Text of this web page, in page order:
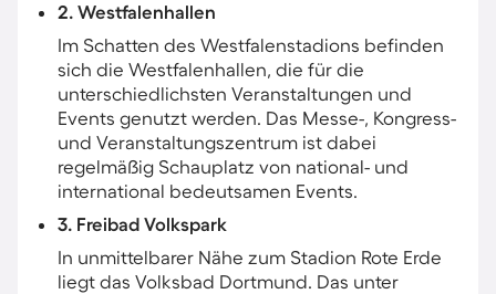
2. Westfalenhallen
Im Schatten des Westfalenstadions befinden
sich die Westfalenhallen, die für die
unterschiedlichsten Veranstaltungen und
Events genutzt werden. Das Messe-, Kongress-
und Veranstaltungszentrum ist dabei
regelmäßig Schauplatz von national- und
international bedeutsamen Events.
3. Freibad Volkspark
In unmittelbarer Nähe zum Stadion Rote Erde
liegt das Volksbad Dortmund. Das unter